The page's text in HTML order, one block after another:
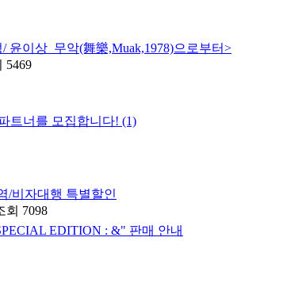
윤이상_무악(舞樂,Muak,1978)으로부터>
5469
트너를 모집합니다! (1)
/비자대행 특별할인
회 7098
EDITION : &" 판매 안내